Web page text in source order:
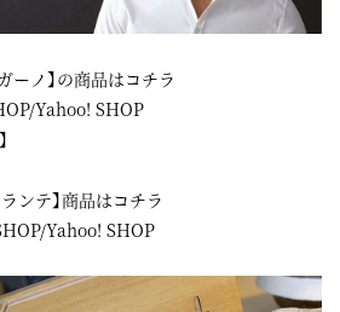
ーノ】の商品はコチラ
/Yahoo! SHOP
ンテ】商品はコチラ
/Yahoo! SHOP